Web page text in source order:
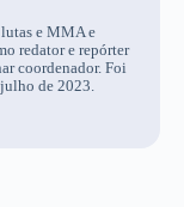
e MMA e
redator e repórter
coordenador. Foi
de 2023.